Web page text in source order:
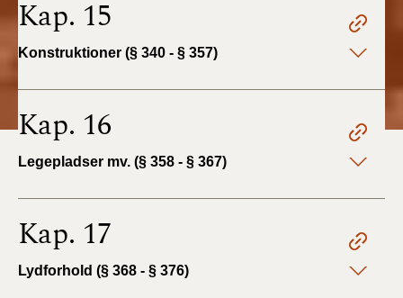
Kap. 15
Konstruktioner (§ 340 - § 357)
Kap. 16
Legepladser mv. (§ 358 - § 367)
Kap. 17
Lydforhold (§ 368 - § 376)